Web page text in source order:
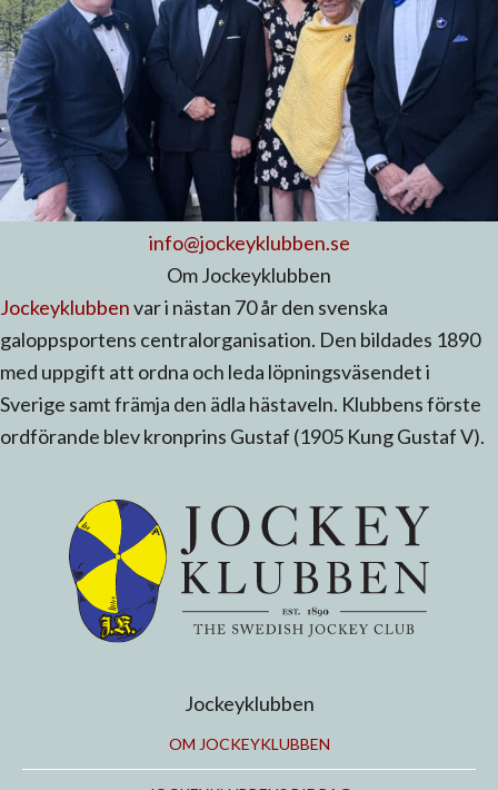
info@jockeyklubben.se
Om Jockeyklubben
Jockeyklubbenvar i nästan 70 år den svenska
galoppsportens centralorganisation. Den bildades 1890
med uppgift att ordna och leda löpningsväsendet i
Sverige samt främja den ädla hästaveln. Klubbens förste
ordförande blev kronprins Gustaf (1905 Kung Gustaf V).
Jockeyklubben
OM JOCKEYKLUBBEN